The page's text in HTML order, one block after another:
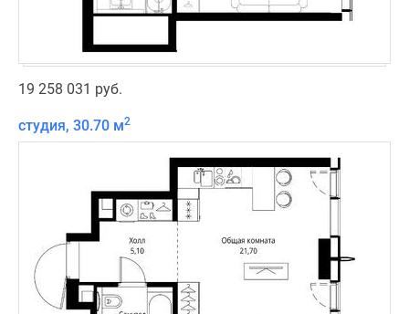
19 258 031 руб.
студия, 30.70 м2